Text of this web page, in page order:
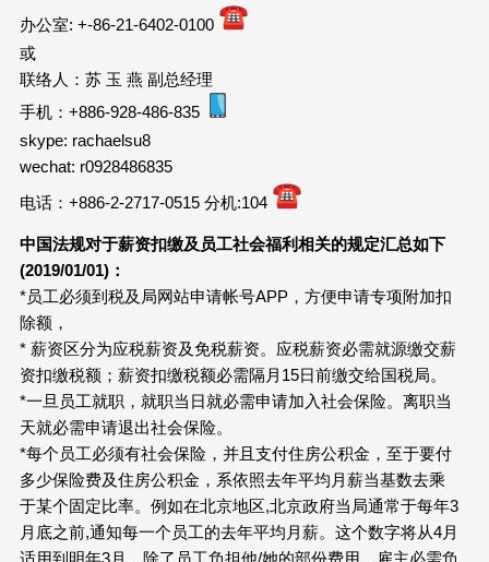
办公室: +-86-21-6402-0100
或
联络人：苏 玉 燕 副总经理
手机：+886-928-486-835
skype: rachaelsu8
wechat: r0928486835
电话：+886-2-2717-0515 分机:104
中国法规对于薪资扣缴及员工社会福利相关的规定汇总如下
(2019/01/01)：
*员工必须到税及局网站申请帐号APP，方便申请专项附加扣
除额，
* 薪资区分为应税薪资及免税薪资。应税薪资必需就源缴交薪
资扣缴税额；薪资扣缴税额必需隔月15日前缴交给国税局。
*一旦员工就职，就职当日就必需申请加入社会保险。离职当
天就必需申请退出社会保险。
*每个员工必须有社会保险，并且支付住房公积金，至于要付
多少保险费及住房公积金，系依照去年平均月薪当基数去乘
于某个固定比率。例如在北京地区,北京政府当局通常于每年3
月底之前,通知每一个员工的去年平均月薪。这个数字将从4月
适用到明年3月。除了员工负担他/她的部份费用，雇主必需负